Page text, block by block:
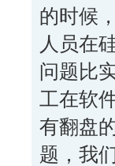
的时候
人员在
问题比
工在软
有翻盘
题，我